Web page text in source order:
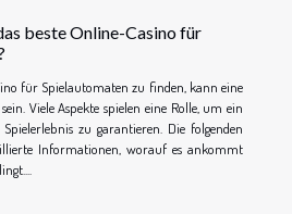
beste Online-Casino für
für Spielautomaten zu finden, kann eine
Viele Aspekte spielen eine Rolle, um ein
Spielerlebnis zu garantieren. Die folgenden
Informationen, worauf es ankommt